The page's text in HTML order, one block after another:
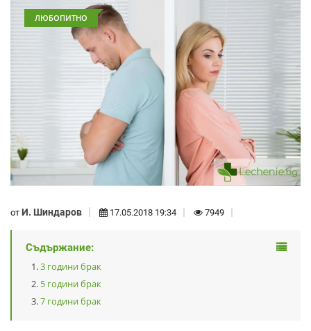
ЛЮБОПИТНО
от И. Шиндаров 17.05.2018 19:34 7949
Съдържание:
3 години брак
5 години брак
7 години брак